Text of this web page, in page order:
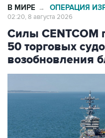
В МИРЕ → ОПЕРАЦИЯ
02:20, 8 августа 2026
Силы CENTCOM
50 торговых
возобновления